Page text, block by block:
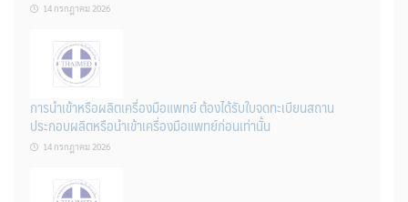
14 กรกฎาคม 2026
การนำเข้าหรือผลิตเครื่องมือแพทย์ ต้องได้รับใบจดทะเบียนสถาน
ประกอบผลิตหรือนำเข้าเครื่องมือแพทย์ก่อนเท่านั้น
14 กรกฎาคม 2026